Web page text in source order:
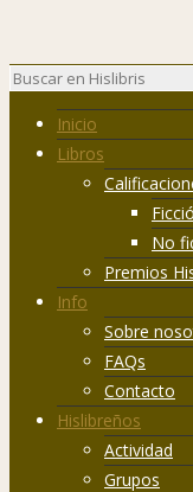
Inicio
Libros
No
Premios
Info
Sobre
FAQs
Contacto
Hislibreños
Actividad
Grupos